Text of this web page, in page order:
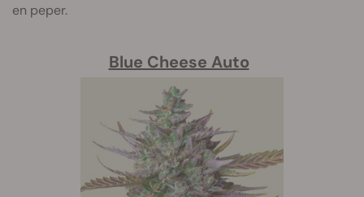
en peper.
Blue Cheese Auto